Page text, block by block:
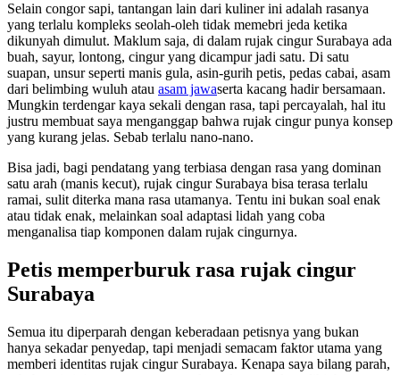
Selain congor sapi, tantangan lain dari kuliner ini adalah rasanya
yang terlalu kompleks seolah-oleh tidak memebri jeda ketika
dikunyah dimulut. Maklum saja, di dalam rujak cingur Surabaya ada
buah, sayur, lontong, cingur yang dicampur jadi satu. Di satu
suapan, unsur seperti manis gula, asin-gurih petis, pedas cabai, asam
dari belimbing wuluh atau asam jawaserta kacang hadir bersamaan.
Mungkin terdengar kaya sekali dengan rasa, tapi percayalah, hal itu
justru membuat saya menganggap bahwa rujak cingur punya konsep
yang kurang jelas. Sebab terlalu nano-nano.
Bisa jadi, bagi pendatang yang terbiasa dengan rasa yang dominan
satu arah (manis kecut), rujak cingur Surabaya bisa terasa terlalu
ramai, sulit diterka mana rasa utamanya. Tentu ini bukan soal enak
atau tidak enak, melainkan soal adaptasi lidah yang coba
menganalisa tiap komponen dalam rujak cingurnya.
Petis memperburuk rasa rujak cingur
Surabaya
Semua itu diperparah dengan keberadaan petisnya yang bukan
hanya sekadar penyedap, tapi menjadi semacam faktor utama yang
memberi identitas rujak cingur Surabaya. Kenapa saya bilang parah,